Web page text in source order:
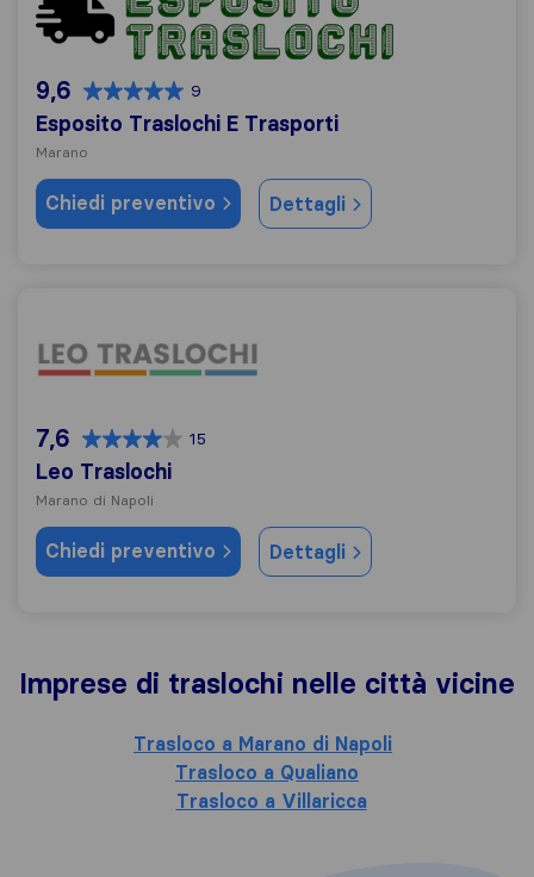
9,6 9
Esposito Traslochi E Trasporti
Marano
Chiedi preventivo Dettagli
7,6 15
Leo Traslochi
Marano di Napoli
Chiedi preventivo Dettagli
Imprese di traslochi nelle città vicine
Trasloco a Marano di Napoli
Trasloco a Qualiano
Trasloco a Villaricca